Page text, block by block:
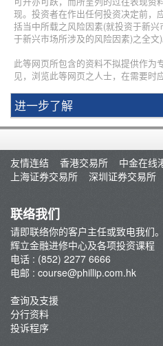
现。投资者在作出任何投资决定前，
括当中所载之风险因素(就投资于新
于新兴市场所涉及的风险因素)之全文)
此等网页所包含的资料不拟提供作为
见，浏览此等网页之人士，在需要时
进一步了解
简介
辉立课程
讲师
友情连结
香港交易所 中金在线
上海证券交易所
深圳证券交易所
联络我们
请即联络你的客户主任或致电我们。
辉立金融进修中心及各项投资课程
电话 : (852) 2277 6666
电邮 : course@phillip.com.hk
查询及支援
分行资料
投诉程序